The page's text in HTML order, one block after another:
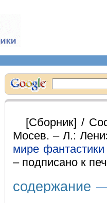
[Сборник] /
Мосев. – Л.:
мире
– подписано к
содержание